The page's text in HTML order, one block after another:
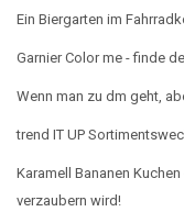
Ein Biergarten im
Garnier Color me - finde
Wenn man zu dm geht,
trend IT UP
Karamell Bananen
verzaubern wird!